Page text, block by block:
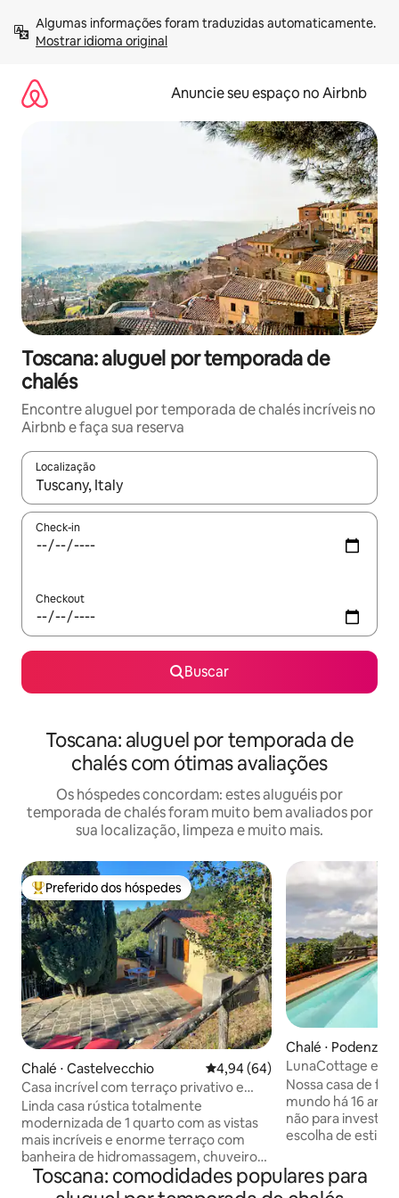
para
Mostrar idioma original
Anuncie seu espaço no Airbnb
Toscana: aluguel por temporada de
chalés
Encontre aluguel por temporada de chalés incríveis no
Airbnb e faça sua reserva
Localização
Quando os resultados estiverem disponíveis, explore-os
Check-in
Checkout
Buscar
Toscana: aluguel por temporada de
chalés com ótimas avaliações
Os hóspedes concordam: estes aluguéis por
temporada de chalés foram muito bem avaliados por
sua localização, limpeza e muito mais.
Entre os melhores preferidos dos hóspedes
Preferido dos hóspedes
Chalé ⋅ Castelvecchio 4,94 de uma avaliação média
4,94 (64)
Casa incrível com terraço privativo e
banheira de hidromassagem!
Linda casa rústica totalmente
modernizada de 1 quarto com as vistas
mais incríveis e enorme terraço com
banheira de hidromassagem, chuveiro
ao ar livre e grelha. Perfeito, privado,
idílico e romântico. Cozinha totalmente
Chalé ⋅
LunaCottage
como um
Nossa casa de
mundo há 16
não para
escolha de estilo
para apoiar seus
competitivos e
Toscana: comodidades populares para